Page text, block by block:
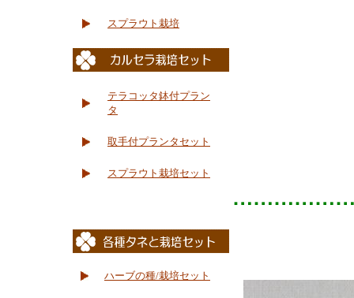
スプラウト栽培
テラコッタ鉢付プラン
タ
取手付プランタセット
スプラウト栽培セット
ハーブの種/栽培セット